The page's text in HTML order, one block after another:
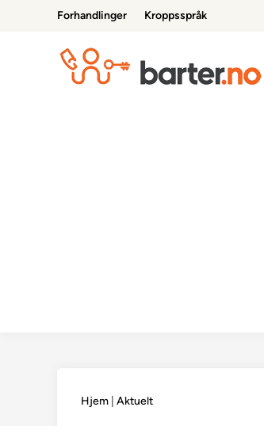
Forhandlinger Kroppsspråk
Hjem Aktuelt